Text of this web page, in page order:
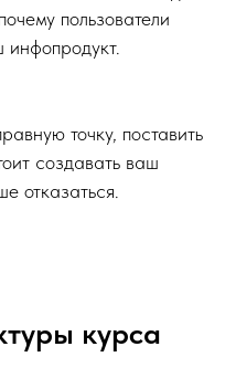
пользователи
точку, поставить
создавать ваш
отказаться.
курса